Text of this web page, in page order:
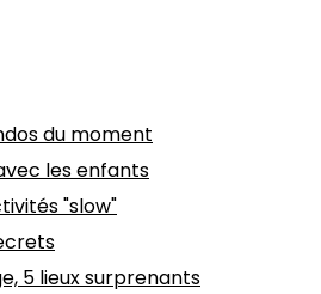
du moment
les enfants
"slow"
5 lieux surprenants